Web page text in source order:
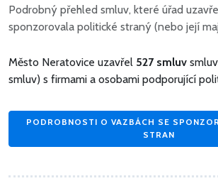
Podrobný přehled smluv, které úřad
sponzorovala politické straný (nebo její
Město Neratovice uzavřel 527 smluv
smluv) s firmami a osobami podporující
PODROBNOSTI O VAZBÁCH SE
STRAN